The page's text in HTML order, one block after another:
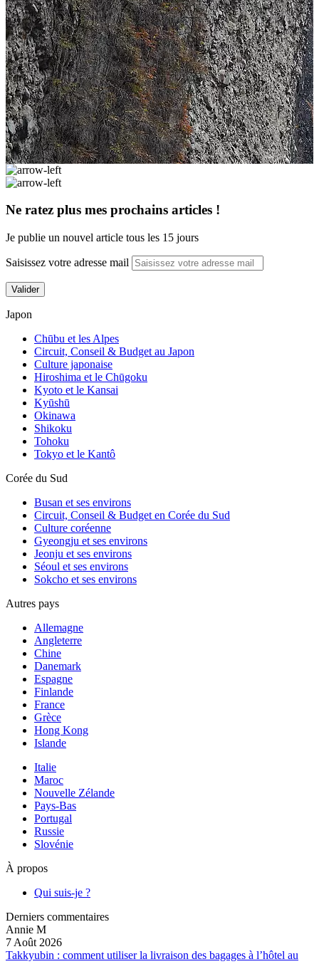
Le temple Tapsa : la Corée du Sud hors
des sentiers battus
Ne ratez plus mes prochains articles !
Je publie un nouvel article tous les 15 jours
Saisissez votre adresse mail
Valider
Japon
Chūbu et les Alpes
Circuit, Conseil & Budget au Japon
Culture japonaise
Hiroshima et le Chūgoku
Kyoto et le Kansai
Kyūshū
Okinawa
Shikoku
Tohoku
Tokyo et le Kantô
Corée du Sud
Busan et ses environs
Circuit, Conseil & Budget en Corée du Sud
Culture coréenne
Gyeongju et ses environs
Jeonju et ses environs
Séoul et ses environs
Sokcho et ses environs
Autres pays
Allemagne
Angleterre
Chine
Danemark
Espagne
Finlande
France
Grèce
Hong Kong
Islande
Italie
Maroc
Nouvelle Zélande
Pays-Bas
Portugal
Russie
Slovénie
À propos
Qui suis-je ?
Derniers commentaires
Annie M
7 Août 2026
Takkyubin : comment utiliser la livraison des bagages à l’hôtel au